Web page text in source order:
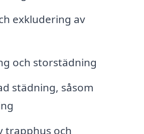
exkludering av
och storstädning
städning, såsom
trapphus och